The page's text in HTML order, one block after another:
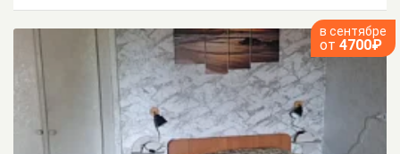
в сентябре
от 4700₽